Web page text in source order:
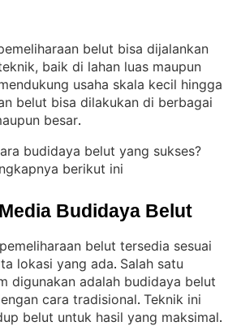
belut bisa dijalankan
baik di lahan luas maupun
usaha skala kecil hingga
belut bisa dilakukan di berbagai
besar.
budidaya belut yang sukses?
berikut ini
Budidaya Belut
belut tersedia sesuai
lokasi yang ada. Salah satu
digunakan adalah budidaya belut
cara tradisional. Teknik ini
belut untuk hasil yang maksimal